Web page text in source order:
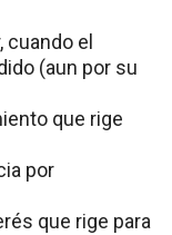
el
(aun por su
que rige
por
que rige para